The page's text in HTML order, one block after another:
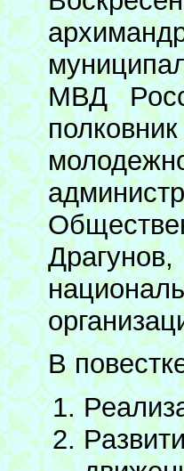
МВД
В